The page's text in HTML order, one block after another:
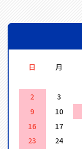
日 月
2
3
9
10
16
17
23
24